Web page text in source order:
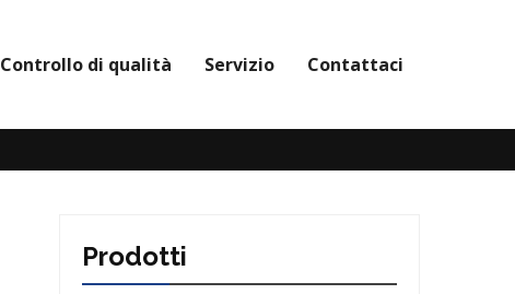
Controllo di qualità Servizio Contattaci
Prodotti